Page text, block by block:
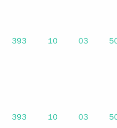
393 10 03
393 10 03